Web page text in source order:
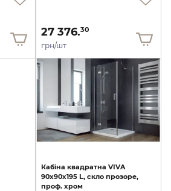
27 376.30
грн/шт
Кабіна квадратна VIVA
90x90x195 L, скло прозоре,
проф. хром